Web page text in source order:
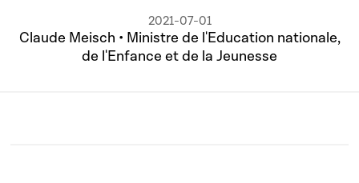
2021-07-01
Claude Meisch • Ministre de l'Education nationale,
de l'Enfance et de la Jeunesse